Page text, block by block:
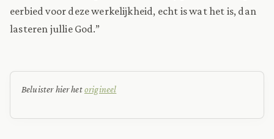
eerbied voor deze werkelijkheid, echt is wat het is, dan
lasteren jullie God.”
Beluister hier hetorigineel